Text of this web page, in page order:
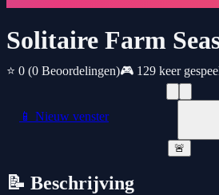
Solitaire Farm
⭐ 0 (0 Beoordelingen)🎮 129 keer
📱 Nieuw venster
🚨
📝 Beschrijving